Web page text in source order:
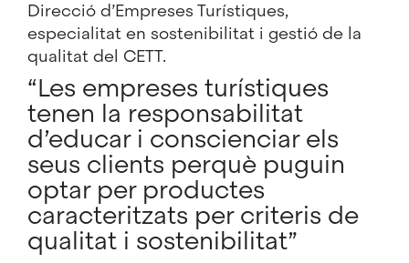
Direcció d’Empreses Turístiques,
especialitat en sostenibilitat i gestió de la
qualitat del CETT.
“Les empreses turístiques
tenen la responsabilitat
d’educar i conscienciar els
seus clients perquè puguin
optar per productes
caracteritzats per criteris de
qualitat i sostenibilitat”